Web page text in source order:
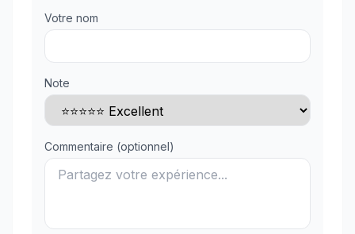
Votre nom
Note
Commentaire (optionnel)